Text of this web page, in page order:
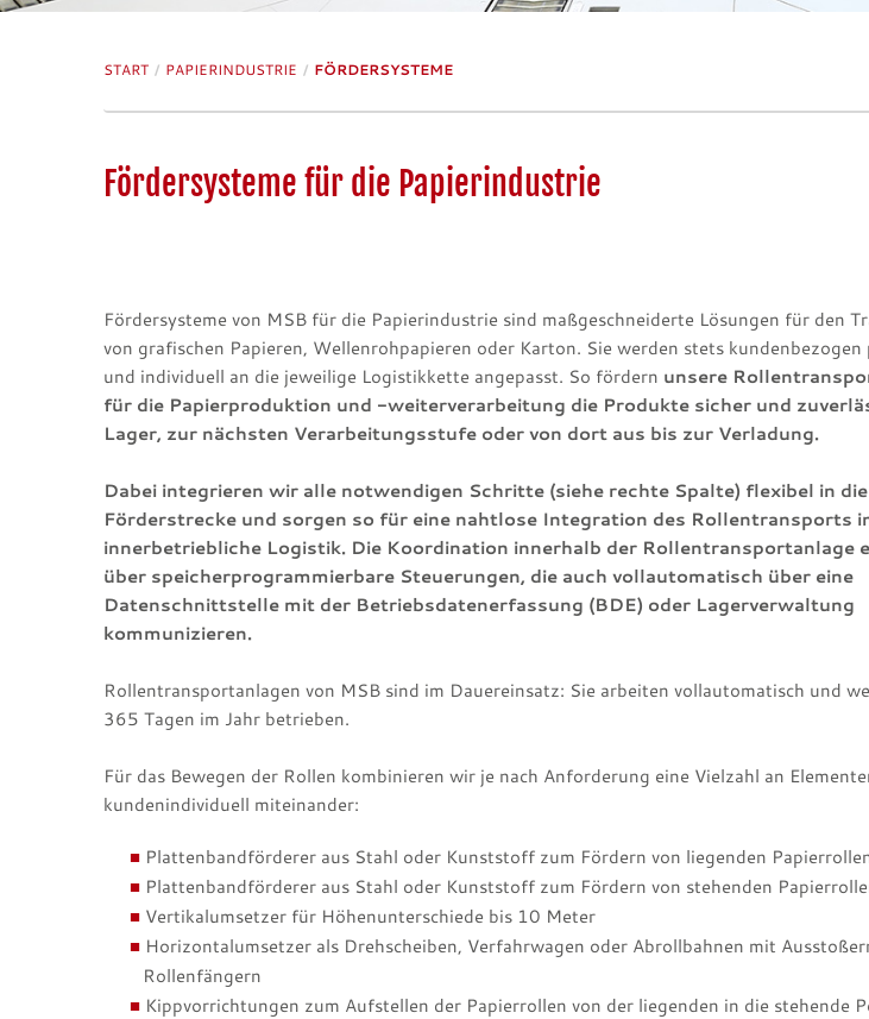
START / PAPIERINDUSTRIE / FÖRDERSYSTEME
Fördersysteme für die Papierindustrie
Fördersysteme von MSB für die Papierindustrie sind maßgeschneiderte Lösungen für den
von grafischen Papieren, Wellenrohpapieren oder Karton. Sie werden stets
und individuell an die jeweilige Logistikkette angepasst. So fördern unsere
für die Papierproduktion und -weiterverarbeitung die Produkte sicher und
Lager, zur nächsten Verarbeitungsstufe oder von dort aus bis zur Verladung.
Dabei integrieren wir alle notwendigen Schritte (siehe rechte Spalte) flexibel in die
Förderstrecke und sorgen so für eine nahtlose Integration des Rollentransports
innerbetriebliche Logistik. Die Koordination innerhalb der Rollentransportanlage
über speicherprogrammierbare Steuerungen, die auch vollautomatisch über eine
Datenschnittstelle mit der Betriebsdatenerfassung (BDE) oder Lagerverwaltung
kommunizieren.
Rollentransportanlagen von MSB sind im Dauereinsatz: Sie arbeiten vollautomatisch und
365 Tagen im Jahr betrieben.
Für das Bewegen der Rollen kombinieren wir je nach Anforderung eine Vielzahl an
kundenindividuell miteinander:
Plattenbandförderer aus Stahl oder Kunststoff zum Fördern von liegenden
Plattenbandförderer aus Stahl oder Kunststoff zum Fördern von stehenden
Vertikalumsetzer für Höhenunterschiede bis 10 Meter
Horizontalumsetzer als Drehscheiben, Verfahrwagen oder Abrollbahnen mit
Rollenfängern
Kippvorrichtungen zum Aufstellen der Papierrollen von der liegenden in die stehende